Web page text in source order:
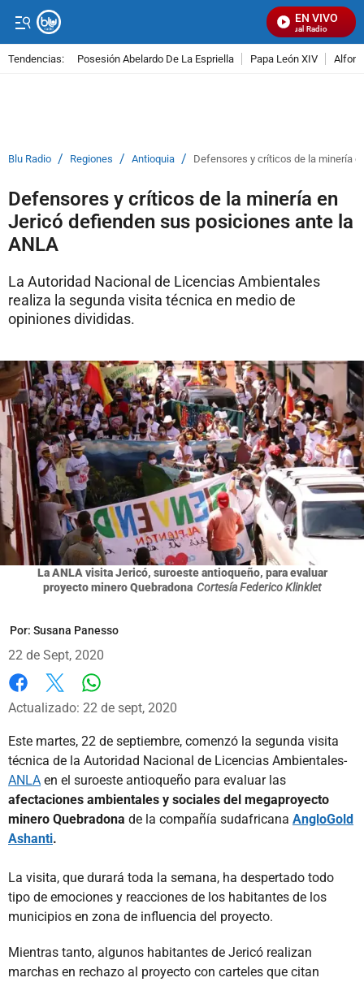
EN VIVO
Señal Visual Radio
Tendencias: Posesión Abelardo De La Espriella Papa León XIV
Blu Radio / Regiones / Antioquia / Defensores y críticos de la minería
Defensores y críticos de la minería en
Jericó defienden sus posiciones ante la
ANLA
La Autoridad Nacional de Licencias Ambientales
realiza la segunda visita técnica en medio de
opiniones divididas.
La ANLA visita Jericó, suroeste antioqueño, para evaluar
proyecto minero Quebradona Cortesía Federico Klinklet
Por: Susana Panesso
22 de Sept, 2020
Facebook
X
Actualizado: 22 de sept, 2020
Este martes, 22 de septiembre, comenzó la segunda visita
técnica de la Autoridad Nacional de Licencias Ambientales-
ANLA en el suroeste antioqueño para evaluar las
afectaciones ambientales y sociales del megaproyecto
minero Quebradona de la compañía sudafricana AngloGold
Ashanti.
La visita, que durará toda la semana, ha despertado todo
tipo de emociones y reacciones de los habitantes de los
municipios en zona de influencia del proyecto.
Mientras tanto, algunos habitantes de Jericó realizan
marchas en rechazo al proyecto con carteles que citan